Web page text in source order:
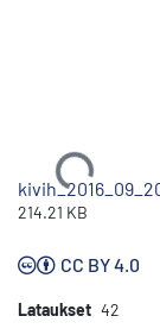
Ladataan...
214.21 KB
CC BY 4.0
Lataukset 42